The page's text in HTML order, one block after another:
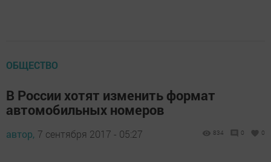
ОБЩЕСТВО
В России хотят изменить формат
автомобильных номеров
автор, 7 сентября 2017 - 05:27 834 0 0